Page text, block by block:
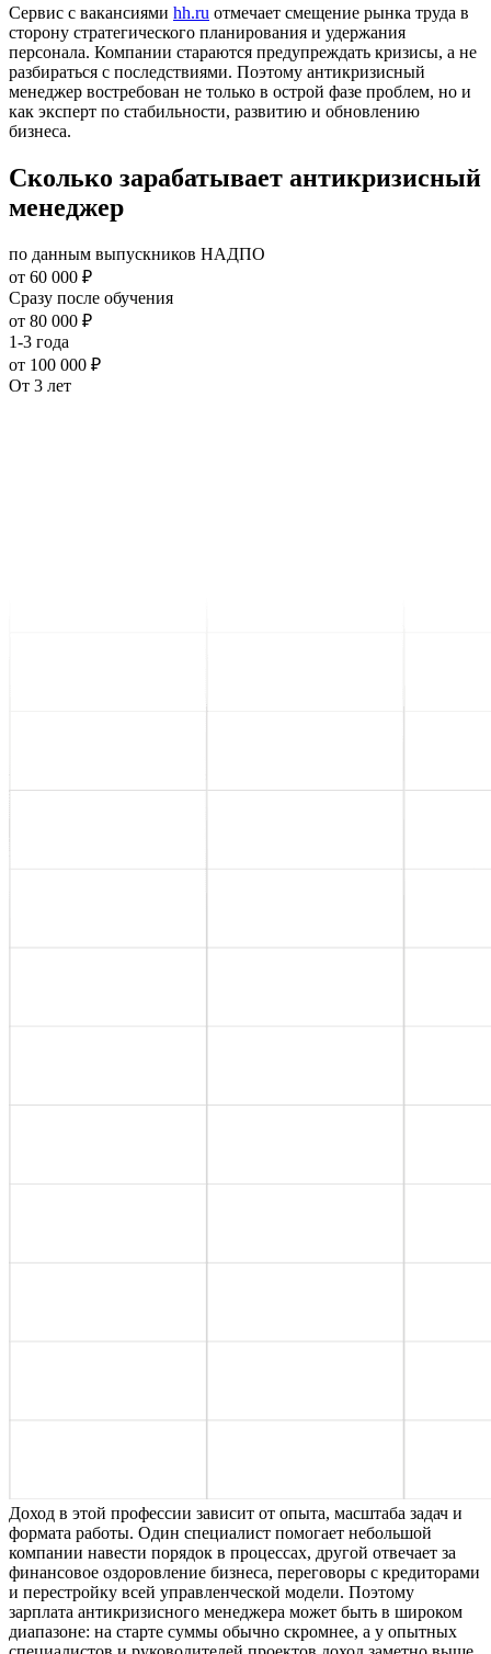
Сервис с вакансиями hh.ru отмечает смещение рынка труда в
сторону стратегического планирования и удержания
персонала. Компании стараются предупреждать кризисы, а не
разбираться с последствиями. Поэтому антикризисный
менеджер востребован не только в острой фазе проблем, но и
как эксперт по стабильности, развитию и обновлению
бизнеса.
Сколько зарабатывает антикризисный
менеджер
по данным выпускников НАДПО
от 60 000 ₽
Сразу после обучения
от 80 000 ₽
1-3 года
от 100 000 ₽
От 3 лет
Доход в этой профессии зависит от опыта, масштаба задач и
формата работы. Один специалист помогает небольшой
компании навести порядок в процессах, другой отвечает за
финансовое оздоровление бизнеса, переговоры с кредиторами
и перестройку всей управленческой модели. Поэтому
зарплата антикризисного менеджера может быть в широком
диапазоне: на старте суммы обычно скромнее, а у опытных